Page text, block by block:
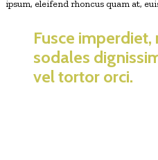
ipsum, eleifend rhoncus quam at,
Fusce imperdiet,
sodales
vel tortor orci.